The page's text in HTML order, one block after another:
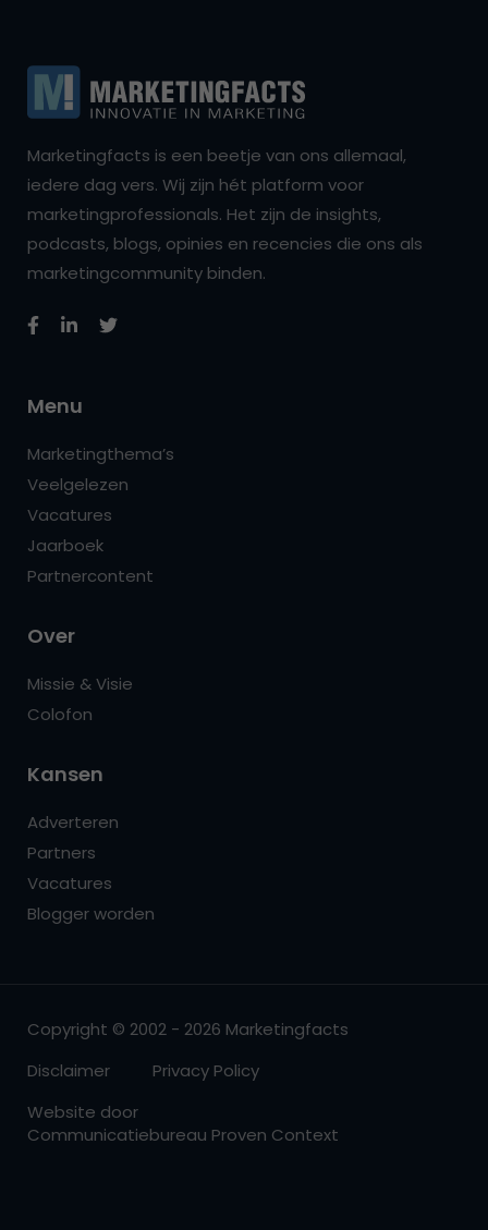
Marketingfacts is een beetje van ons allemaal,
iedere dag vers. Wij zijn hét platform voor
marketingprofessionals. Het zijn de insights,
podcasts, blogs, opinies en recencies die ons als
marketingcommunity binden.
Menu
Marketingthema’s
Veelgelezen
Vacatures
Jaarboek
Partnercontent
Over
Missie & Visie
Colofon
Kansen
Adverteren
Partners
Vacatures
Blogger worden
Copyright © 2002 - 2026 Marketingfacts
Disclaimer
Privacy Policy
Website door
Communicatiebureau Proven Context